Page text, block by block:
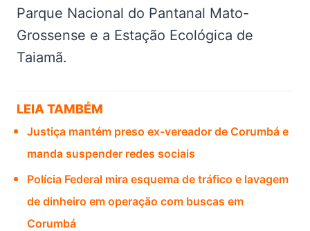
Parque Nacional do Pantanal Mato-
Grossense e a Estação Ecológica de
Taiamã.
LEIA TAMBÉM
Justiça mantém preso ex-vereador de Corumbá e
manda suspender redes sociais
Polícia Federal mira esquema de tráfico e lavagem
de dinheiro em operação com buscas em
Corumbá